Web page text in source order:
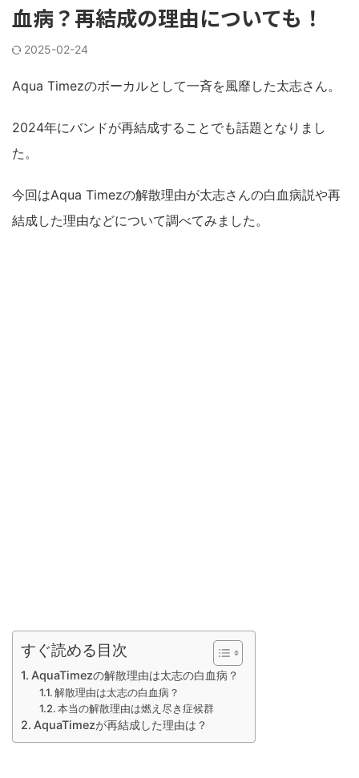
血病？再結成の理由についても！
2025-02-24
Aqua Timezのボーカルとして一斉を風靡した太志さん。
2024年にバンドが再結成することでも話題となりまし
た。
今回はAqua Timezの解散理由が太志さんの白血病説や再
結成した理由などについて調べてみました。
すぐ読める目次
AquaTimezの解散理由は太志の白血病？
解散理由は太志の白血病？
本当の解散理由は燃え尽き症候群
AquaTimezが再結成した理由は？